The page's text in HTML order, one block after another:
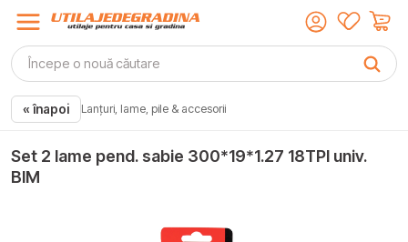
« înapoi Lanțuri, lame, pile & accesorii
Set 2 lame pend. sabie 300*19*1.27 18TPI univ.
BIM